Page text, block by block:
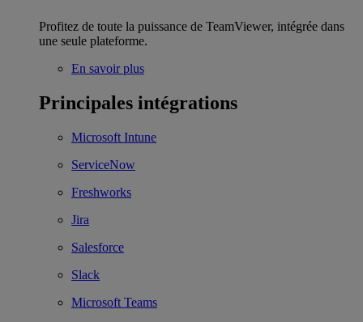
Profitez de toute la puissance de TeamViewer, intégrée dans
une seule plateforme.
En savoir plus
Principales intégrations
Microsoft Intune
ServiceNow
Freshworks
Jira
Salesforce
Slack
Microsoft Teams